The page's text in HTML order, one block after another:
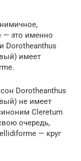
— это именно
Dorotheanthus
имеет
Dorotheanthus
не имеет
Cleretum
очередь,
— круг